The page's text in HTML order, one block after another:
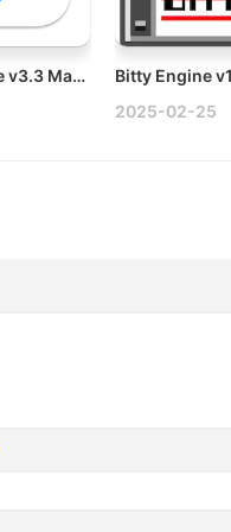
Radio Silence v3.3 Mac防火墙工具
2025-02-25